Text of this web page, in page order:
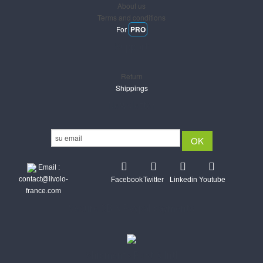
About us
Terms and conditions
For PRO
Return
Shippings
Email :
contact@livolo-
france.com
FacebookTwitter Linkedin Youtube